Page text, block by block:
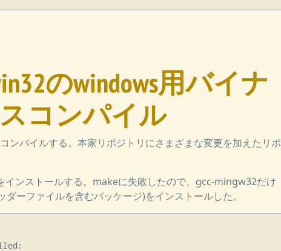
のwindows用バイナ
コンパイル
パイルする。本家リポジトリにさまざまな変更を加えたリポ
ンストールする。makeに失敗したので、gcc-mingw32だけ
ファイルを含むパッケージ)をインストールした。